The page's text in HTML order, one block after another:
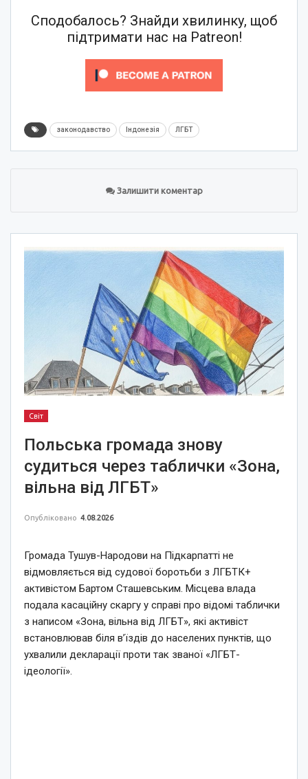
Сподобалось? Знайди хвилинку, щоб
підтримати нас на Patreon!
законодавство Індонезія ЛГБТ
Залишити коментар
Світ
Польська громада знову
судиться через таблички «Зона,
вільна від ЛГБТ»
Опубліковано 4.08.2026
Громада Тушув-Народови на Підкарпатті не
відмовляється від судової боротьби з ЛГБТК+
активістом Бартом Сташевським. Місцева влада
подала касаційну скаргу у справі про відомі таблички
з написом «Зона, вільна від ЛГБТ», які активіст
встановлював біля в’їздів до населених пунктів, що
ухвалили декларації проти так званої «ЛГБТ-
ідеології».